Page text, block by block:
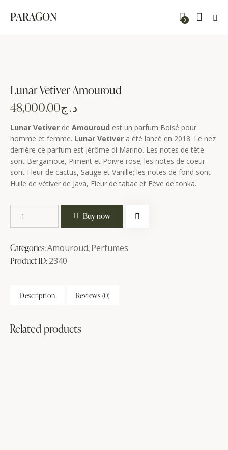
PARAGON 0
Lunar Vetiver Amouroud
د.ج48,000.00
Lunar Vetiver de Amouroud est un parfum Boisé pour
homme et femme. Lunar Vetiver a été lancé en 2018. Le nez
derrière ce parfum est Jérôme di Marino. Les notes de tête
sont Bergamote, Piment et Poivre rose; les notes de coeur
sont Fleur de cactus, Sauge et Vanille; les notes de fond sont
Huile de vétiver de Java, Fleur de tabac et Fève de tonka.
Buy now
Categories:Amouroud,Perfumes
Product ID:2340
Description Reviews (0)
Related products